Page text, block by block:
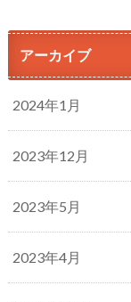
アーカイブ
2024年1月
2023年12月
2023年5月
2023年4月